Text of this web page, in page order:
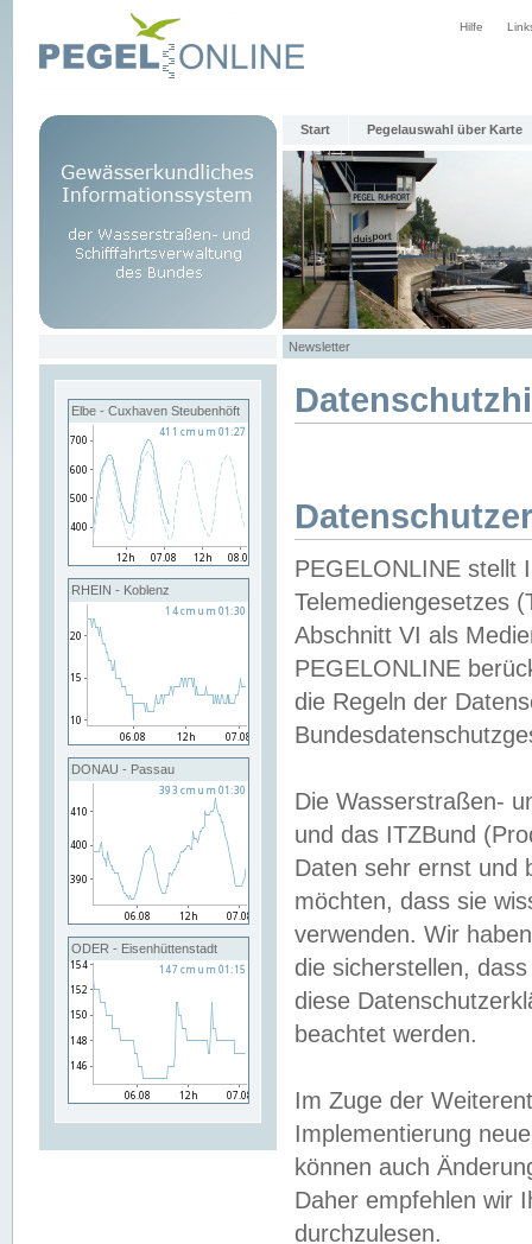
Hilfe
Start Pegelauswahl über Karte
Newsletter
Elbe - Cuxhaven Steubenhöft
RHEIN - Koblenz
DONAU - Passau
ODER - Eisenhüttenstadt
PEGELONLINE stellt
Telemediengesetzes
Abschnitt VI als
PEGELONLINE
die Regeln der
Die Wasserstraßen-
und das ITZBund
Daten sehr ernst und
möchten, dass sie
verwenden. Wir
die sicherstellen,
diese
beachtet werden.
Im Zuge der
Implementierung
können auch
Daher empfehlen wir
durchzulesen.